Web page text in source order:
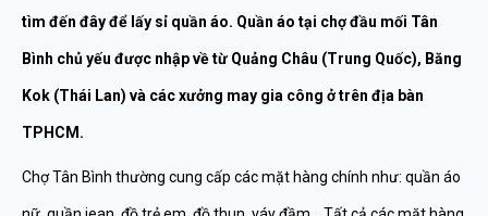
tìm đến đây để lấy sỉ quần áo. Quần áo tại chợ đầu mối Tân
Bình chủ yếu được nhập về từ Quảng Châu (Trung Quốc), Băng
Kok (Thái Lan) và các xưởng may gia công ở trên địa bàn
TPHCM.
Chợ Tân Bình thường cung cấp các mặt hàng chính như: quần áo